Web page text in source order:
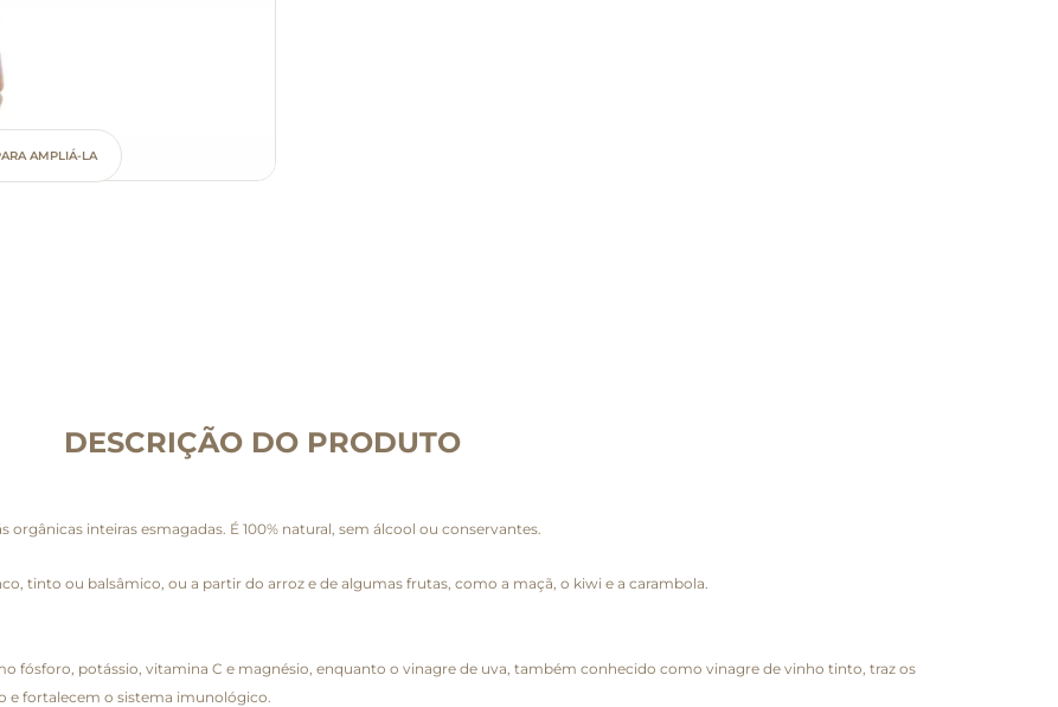
AMPLIÁ-LA
DESCRIÇÃO DO PRODUTO
inteiras esmagadas. É 100% natural, sem álcool ou conservantes.
tinto ou balsâmico, ou a partir do arroz e de algumas frutas, como a maçã, o kiwi e a carambola.
fósforo, potássio, vitamina C e magnésio, enquanto o vinagre de uva, também conhecido como vinagre de vinho tinto, traz os
e fortalecem o sistema imunológico.